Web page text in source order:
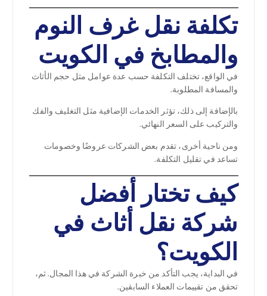
تكلفة نقل غرف النوم
والمطابخ في الكويت
في الواقع، تختلف التكلفة حسب عدة عوامل مثل حجم الأثاث
والمسافة المطلوبة.
بالإضافة إلى ذلك، تؤثر الخدمات الإضافية مثل التغليف والفك
والتركيب على السعر النهائي.
ومن ناحية أخرى، تقدم بعض الشركات عروضًا وخصومات
تساعد في تقليل التكلفة.
كيف تختار أفضل
شركة نقل أثاث في
الكويت؟
في البداية، يجب التأكد من خبرة الشركة في هذا المجال. ثم،
تحقق من تقييمات العملاء السابقين.